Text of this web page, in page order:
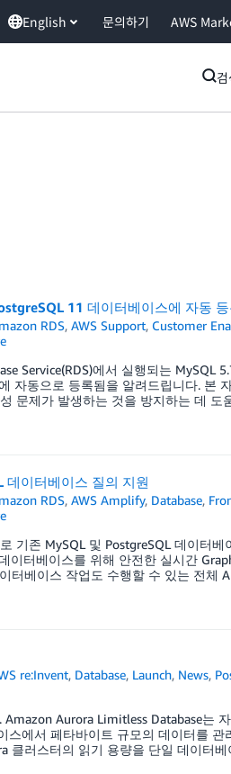
English 문의하기 AWS
11 데이터베이스에 자동 등
RDS,AWS Support, Customer
Service(RDS)에서 실행되는 MySQL
자동으로 등록됨을 알려드립니다. 본
문제가 발생하는 것을 방지하는 데 도
이터베이스 질의 지원
RDS,AWS Amplify, Database,
기존 MySQL 및 PostgreSQL 데이터
터베이스를 위해 안전한 실시간
베이스 작업도 수행할 수 있는 전체
re:Invent, Database, Launch, News,
Aurora Limitless Database는
에서 페타바이트 규모의 데이터를 관
러스터의 읽기 용량을 단일 데이터